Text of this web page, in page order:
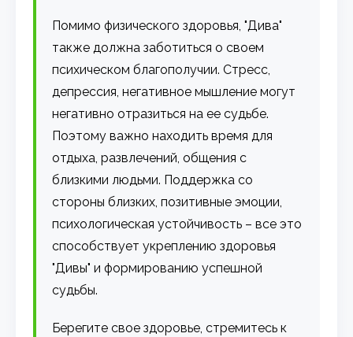
Помимо физического здоровья, "Дива"
также должна заботиться о своем
психическом благополучии. Стресс,
депрессия, негативное мышление могут
негативно отразиться на ее судьбе.
Поэтому важно находить время для
отдыха, развлечений, общения с
близкими людьми. Поддержка со
стороны близких, позитивные эмоции,
психологическая устойчивость – все это
способствует укреплению здоровья
"Дивы" и формированию успешной
судьбы.
Берегите свое здоровье, стремитесь к